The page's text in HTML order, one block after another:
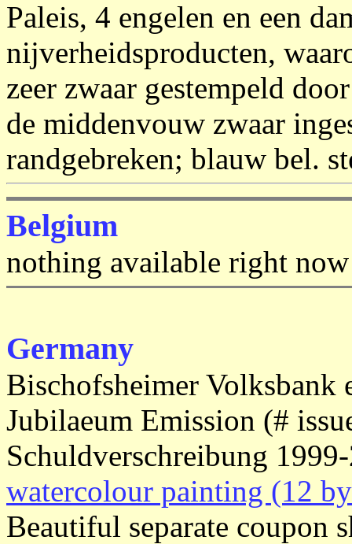
Paleis, 4 engelen en een
nijverheidsproducten,
zeer zwaar gestempeld
de middenvouw zwaar
randgebreken; blauw bel.
Belgium
nothing available right now
Germany
Bischofsheimer Volksbank
Jubilaeum Emission (#
Schuldverschreibung
watercolour painting (12
Beautiful separate